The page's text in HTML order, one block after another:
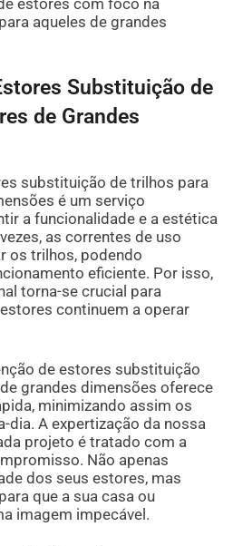
estores com foco na
aqueles de grandes
Substituição de
de Grandes
substituição de trilhos para
é um serviço
a funcionalidade e a estética
as correntes de uso
os trilhos, podendo
eficiente. Por isso,
torna-se crucial para
continuem a operar
de estores substituição
grandes dimensões oferece
minimizando assim os
dia. A expertização da nossa
projeto é tratado com a
Não apenas
dos seus estores, mas
que a sua casa ou
imagem impecável.